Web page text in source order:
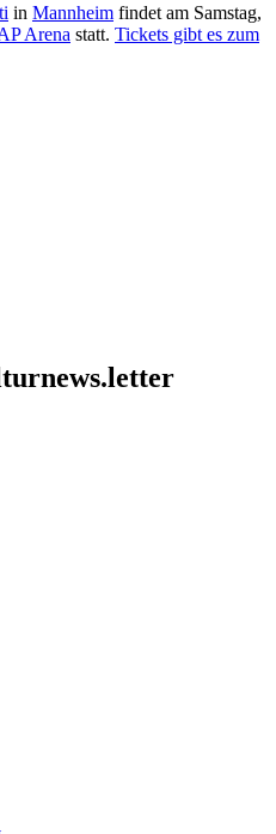
in Mannheim findet am Samstag,
Arena statt. Tickets gibt es zum